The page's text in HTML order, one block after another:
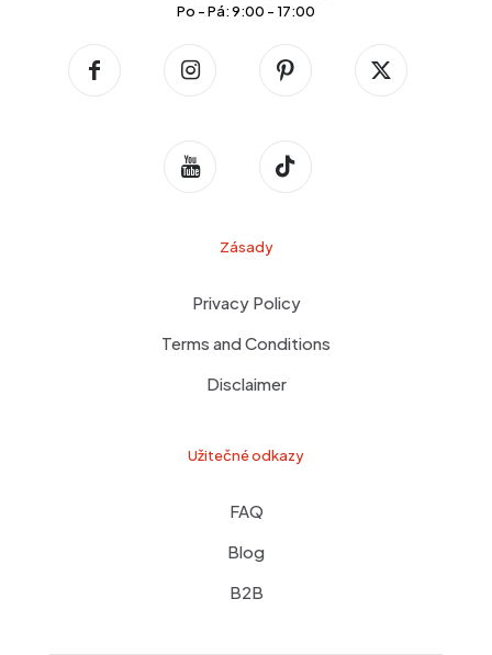
Po - Pá: 9:00 - 17:00
Zásady
Privacy Policy
Terms and Conditions
Disclaimer
Užitečné odkazy
FAQ
Blog
B2B